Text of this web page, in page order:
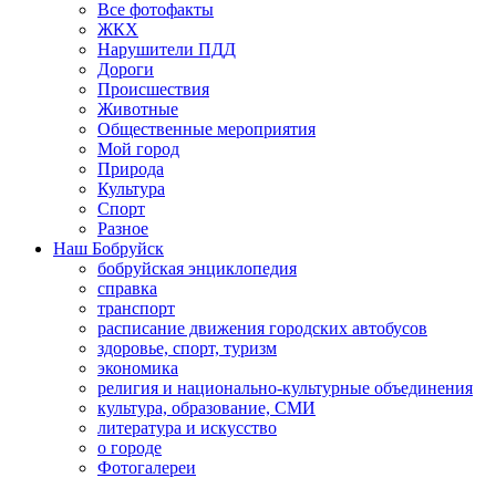
Все фотофакты
ЖКХ
Нарушители ПДД
Дороги
Происшествия
Животные
Общественные мероприятия
Мой город
Природа
Культура
Спорт
Разное
Наш Бобруйск
бобруйская энциклопедия
справка
транспорт
расписание движения городских автобусов
здоровье, спорт, туризм
экономика
религия и национально-культурные объединения
культура, образование, СМИ
литература и искусство
о городе
Фотогалереи